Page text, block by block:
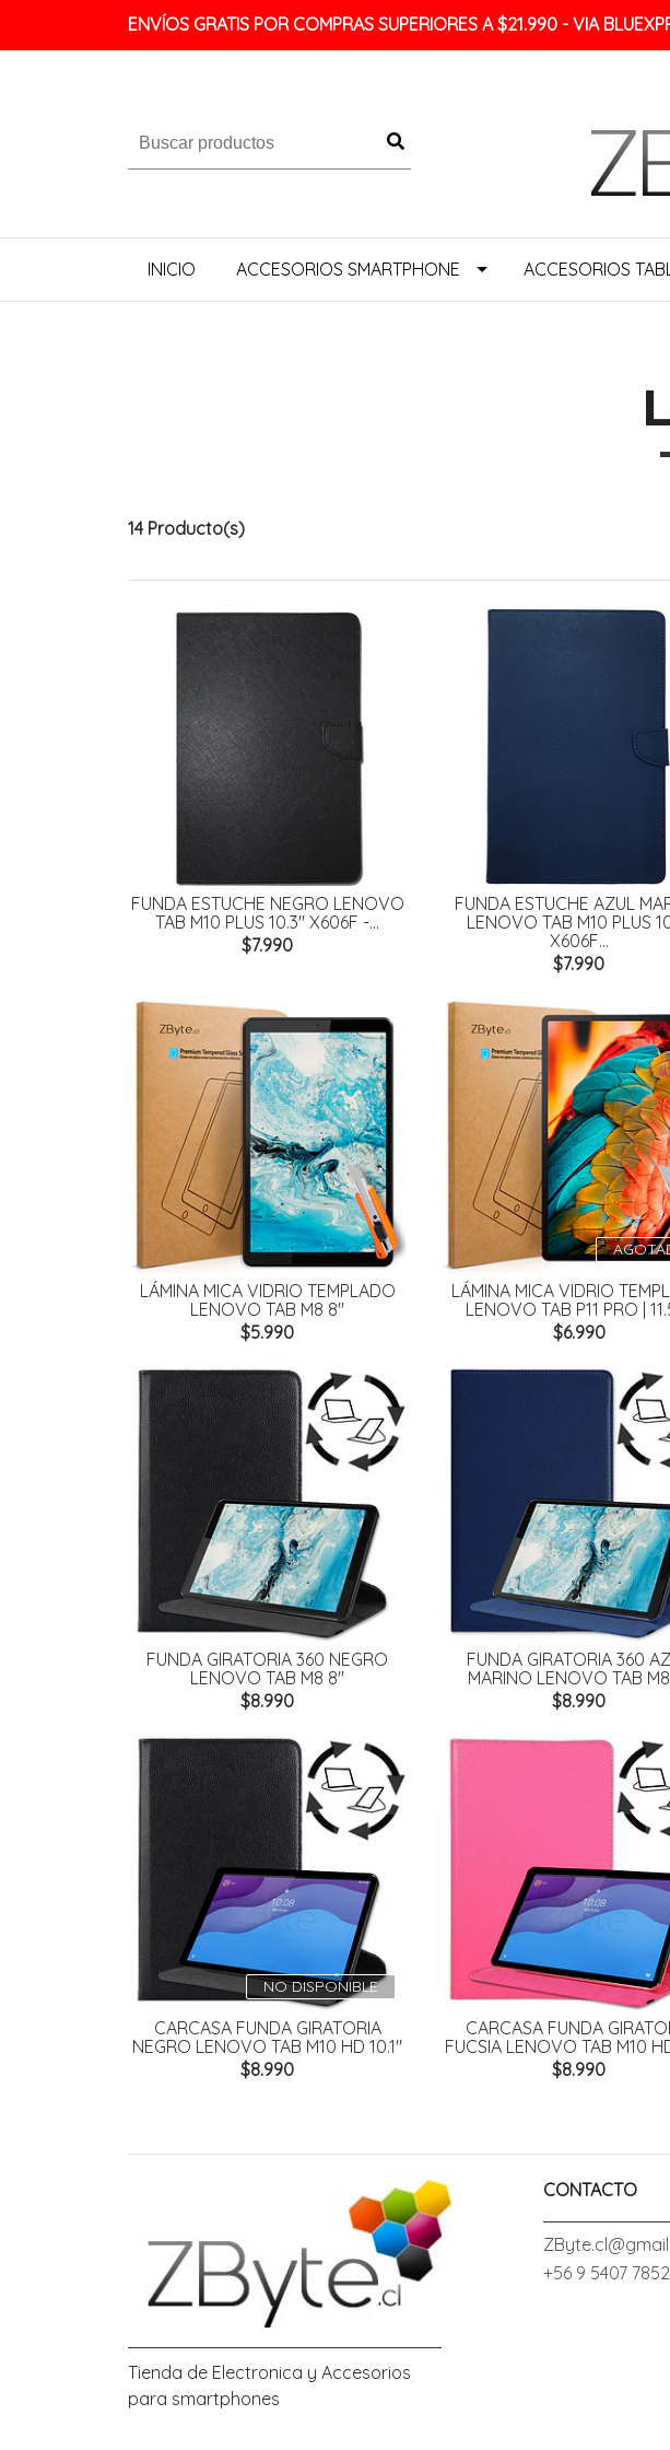
ENVÍOS GRATIS POR COMPRAS SUPERIORES A $21.990 - VIA
INICIO ACCESORIOS SMARTPHONE ACCESORIOS
14 Producto(s)
FUNDA ESTUCHE NEGRO LENOVO
TAB M10 PLUS 10.3" X606F -...
$7.990
FUNDA ESTUCHE AZUL
LENOVO TAB M10 PLUS
X606F...
$7.990
LÁMINA MICA VIDRIO TEMPLADO
LENOVO TAB M8 8"
$5.990
LÁMINA MICA VIDRIO
LENOVO TAB P11 PRO |
$6.990
FUNDA GIRATORIA 360 NEGRO
LENOVO TAB M8 8"
$8.990
FUNDA GIRATORIA 360
MARINO LENOVO TAB
$8.990
NO DISPONIBLE
CARCASA FUNDA GIRATORIA
NEGRO LENOVO TAB M10 HD 10.1"
$8.990
CARCASA FUNDA
FUCSIA LENOVO TAB M10
$8.990
Tienda de Electronica y Accesorios
para smartphones
CONTACTO
+56 9 5407 7852